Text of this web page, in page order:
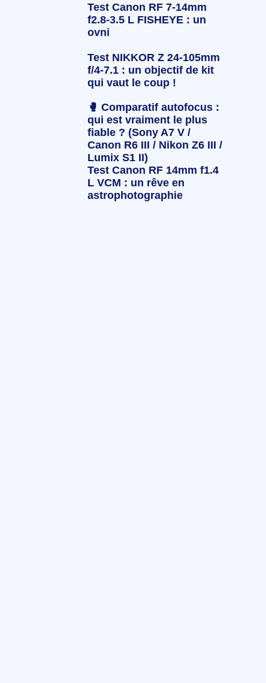
Test Canon RF 7-14mm
f2.8-3.5 L FISHEYE : un
ovni
Test NIKKOR Z 24-105mm
f/4-7.1 : un objectif de kit
qui vaut le coup !
🥊 Comparatif autofocus :
qui est vraiment le plus
fiable ? (Sony A7 V /
Canon R6 III / Nikon Z6 III /
Lumix S1 II)
Test Canon RF 14mm f1.4
L VCM : un rêve en
astrophotographie